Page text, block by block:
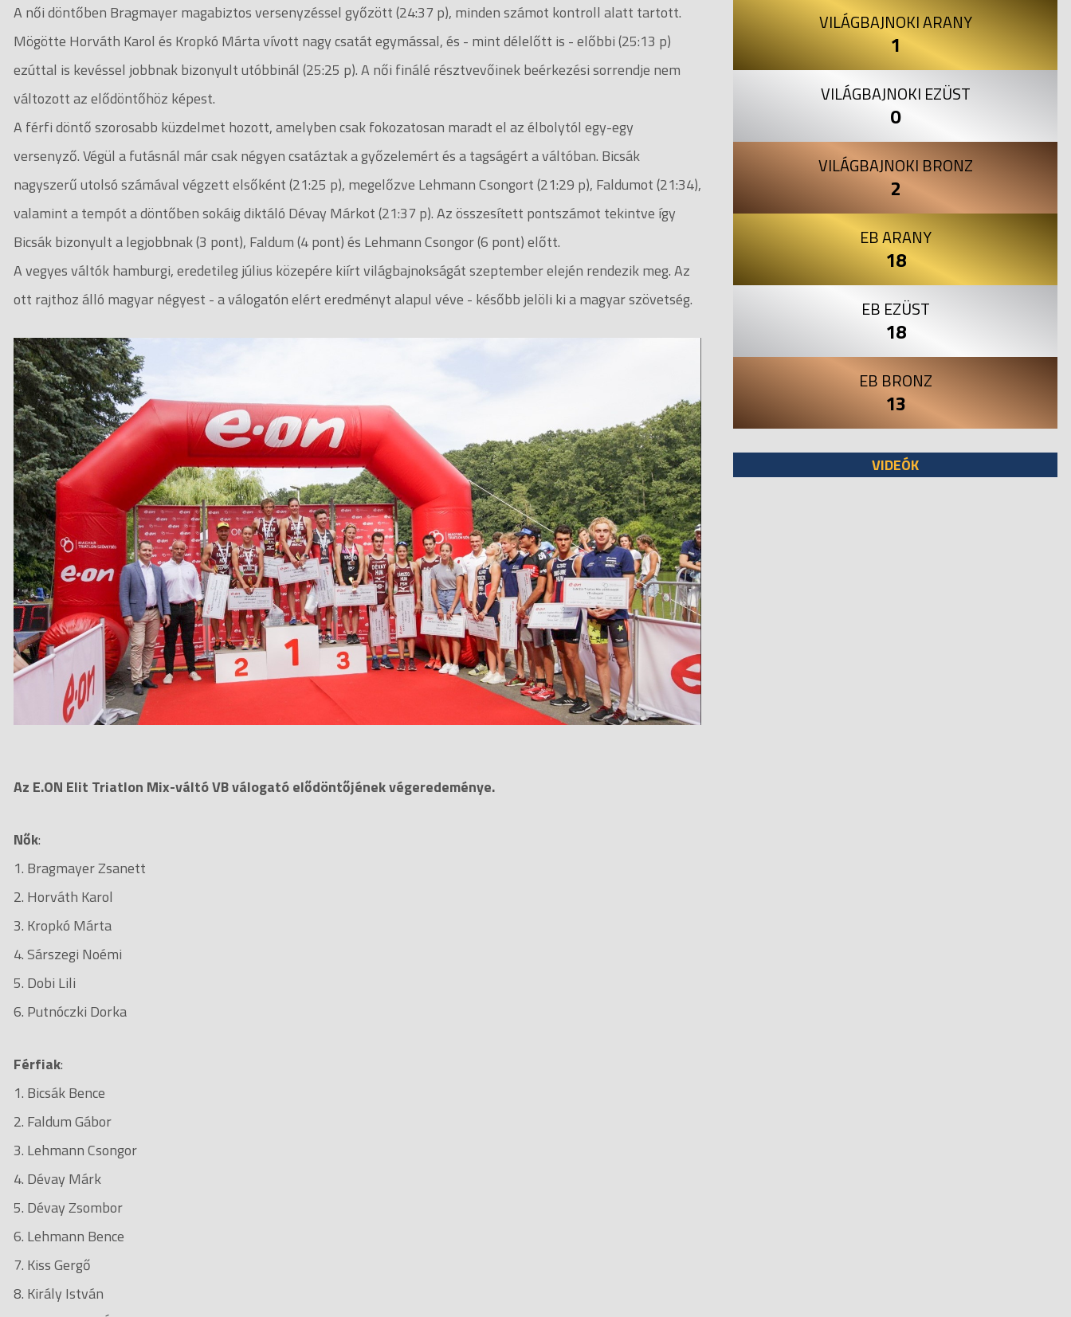
A női döntőben Bragmayer magabiztos versenyzéssel győzött (24:37 p), minden számot kontroll alatt tartott.
Mögötte Horváth Karol és Kropkó Márta vívott nagy csatát egymással, és - mint délelőtt is - előbbi (25:13 p)
ezúttal is kevéssel jobbnak bizonyult utóbbinál (25:25 p). A női finálé résztvevőinek beérkezési sorrendje nem
változott az elődöntőhöz képest.
A férfi döntő szorosabb küzdelmet hozott, amelyben csak fokozatosan maradt el az élbolytól egy-egy
versenyző. Végül a futásnál már csak négyen csatáztak a győzelemért és a tagságért a váltóban. Bicsák
nagyszerű utolsó számával végzett elsőként (21:25 p), megelőzve Lehmann Csongort (21:29 p), Faldumot (21:34),
valamint a tempót a döntőben sokáig diktáló Dévay Márkot (21:37 p). Az összesített pontszámot tekintve így
Bicsák bizonyult a legjobbnak (3 pont), Faldum (4 pont) és Lehmann Csongor (6 pont) előtt.
A vegyes váltók hamburgi, eredetileg július közepére kiírt világbajnokságát szeptember elején rendezik meg. Az
ott rajthoz álló magyar négyest - a válogatón elért eredményt alapul véve - később jelöli ki a magyar szövetség.
Az E.ON Elit Triatlon Mix-váltó VB válogató elődöntőjének végeredeménye.
Nők:
1. Bragmayer Zsanett
2. Horváth Karol
3. Kropkó Márta
4. Sárszegi Noémi
5. Dobi Lili
6. Putnóczki Dorka
Férfiak:
1. Bicsák Bence
2. Faldum Gábor
3. Lehmann Csongor
4. Dévay Márk
5. Dévay Zsombor
6. Lehmann Bence
7. Kiss Gergő
8. Király István
VILÁGBAJNOKI ARANY
1
VILÁGBAJNOKI EZÜST
0
VILÁGBAJNOKI BRONZ
2
EB ARANY
18
EB EZÜST
18
EB BRONZ
13
VIDEÓK